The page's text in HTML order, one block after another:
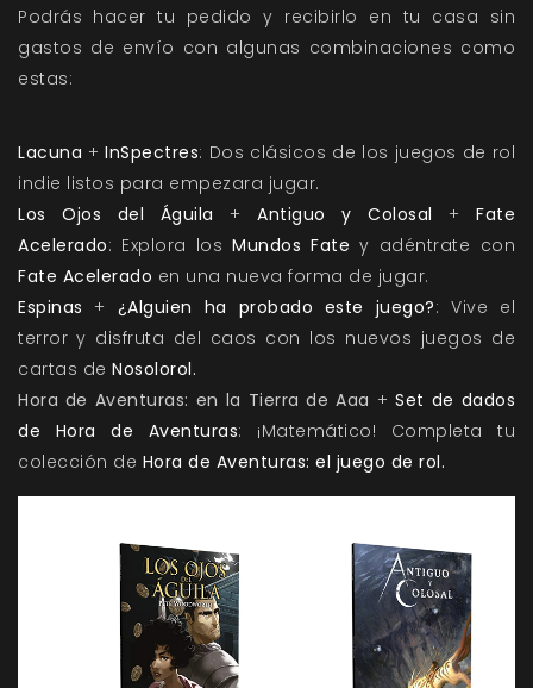
Podrás hacer tu pedido y recibirlo en tu casa sin
gastos de envío con algunas combinaciones como
estas:
Lacuna +InSpectres: Dos clásicos de los juegos de rol
indie listos para empezara jugar.
Los Ojos del Águila + Antiguo y Colosal + Fate
Acelerado: Explora losMundos Fate y adéntrate con
Fate Acelerado en una nueva forma de jugar.
Espinas + ¿Alguien ha probado este juego?: Vive el
terror y disfruta del caos con los nuevos juegos de
cartas de Nosolorol.
Hora de Aventuras: en la Tierra de Aaa + Set de dados
de Hora de Aventuras: ¡Matemático! Completa tu
colección de Hora de Aventuras: el juego de rol.